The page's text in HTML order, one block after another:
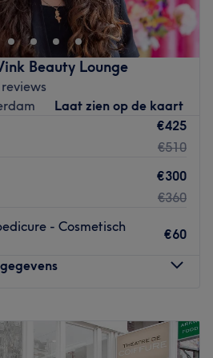
Beauty Lounge
Laat zien op de kaart
€425
€510
€300
€360
- Cosmetisch
€60
Gesloten
10:00–17:00